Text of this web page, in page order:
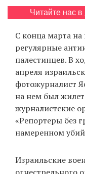
EN
UA
Читайте нас в
С конца марта на
регулярные
палестинцев. В
апреля
фотожурналист
на нем был
журналистские
«Репортеры без
намеренном
Израильские